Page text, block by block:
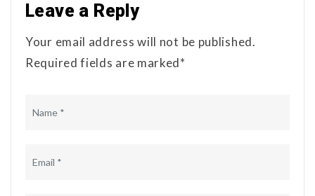
Leave a Reply
Your email address will not be published.
Required fields are marked*